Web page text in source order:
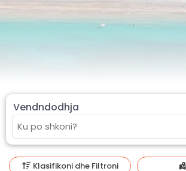
Vendndodhja
Klasifikoni dhe Filtroni